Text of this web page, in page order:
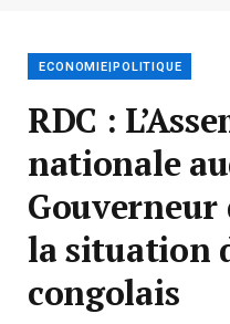
ECONOMIE|POLITIQUE
RDC :
nationale
Gouverneur
la situation
congolais